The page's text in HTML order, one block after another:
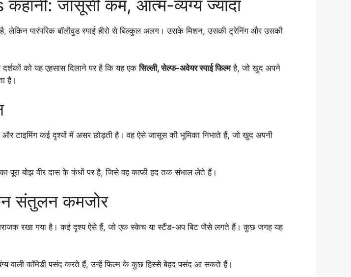
जासूसी कम, आत्म-व्यंग्य ज्यादा
लेकिन पारंपरिक बॉलीवुड स्पाई हीरो से बिल्कुल अलग। उसके मिशन, उसकी ट्रेनिंग और उसकी
को यह एहसास दिलाने पर है कि यह एकसिल्ली, सेल्फ-अवेयर स्पाई फिल्महै, जो खुद अपने
है।
टाइमिंग कई दृश्यों में असर छोड़ती है। वह ऐसे जासूस की भूमिका निभाते हैं, जो खुद अपनी
पूरा बोझ वीर दास के कंधों पर है, जिसे वह काफी हद तक संभाल लेते हैं।
संतुलन कमजोर
रखा गया है। कई दृश्य ऐसे हैं, जो एक स्केच या स्टैंड-अप बिट जैसे लगते हैं। कुछ जगह यह
वाली कॉमेडी पसंद करते हैं, उन्हें फिल्म के कुछ हिस्से बेहद पसंद आ सकते हैं।